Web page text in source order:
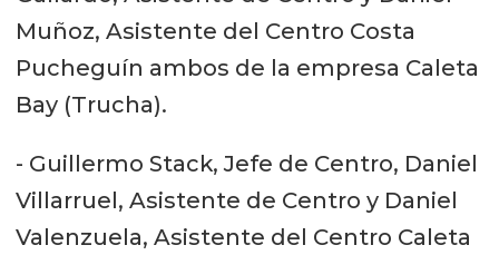
Muñoz, Asistente del Centro Costa
Pucheguín ambos de la empresa Caleta
Bay (Trucha).
- Guillermo Stack, Jefe de Centro, Daniel
Villarruel, Asistente de Centro y Daniel
Valenzuela, Asistente del Centro Caleta